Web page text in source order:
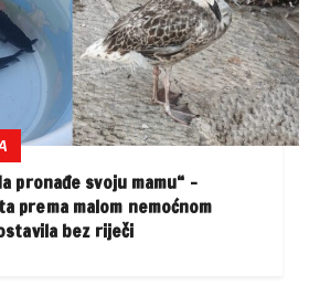
pronađe svoju mamu“ –
prema malom nemoćnom
bez riječi